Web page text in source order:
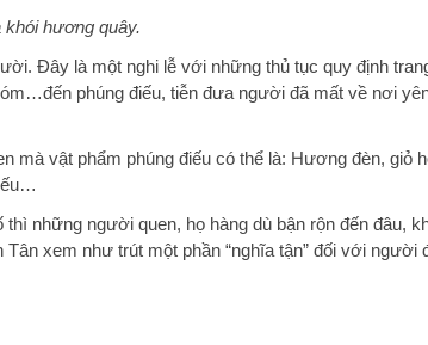
hương quây.
Đây là một nghi lễ với những thủ tục quy định
phúng điếu, tiễn đưa người đã mất về nơi
mà vật phẩm phúng điếu có thể là: Hương đèn, giỏ
những người quen, họ hàng dù bận rộn đến đâu,
Tân xem như trút một phần “nghĩa tận” đối với người